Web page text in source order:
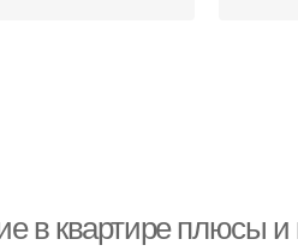
в квартире плюсы